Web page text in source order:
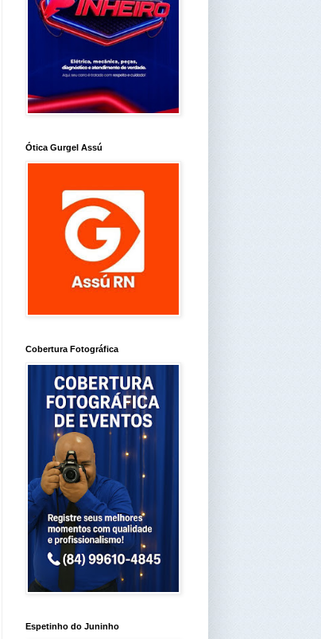
Ótica Gurgel Assú
Cobertura Fotográfica
Espetinho do Juninho